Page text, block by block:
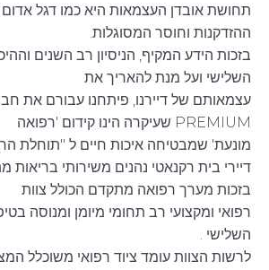
תחושת אובדן העצמאות היא כמו דגל
ההזדקנות וחוסר המסוגלות.
בזכות הידע המקיף, הניסיון רב השנים
השלישי ועל מנת להאריך את
PREMIUM שעיקרה הינו קידום 'רפואה
מונעת' שמבטיחה איכות חיים ל "תוחלת
דיירי בית רקנאטי נהנים משירותי בריאות
בזכות מערך רפואה מתקדם הכולל צוות
רפואי ומקצועי רב תחומי מיומן ומנוסה
השלישי .
לרשות הצוות עומד ציוד רפואי משוכלל